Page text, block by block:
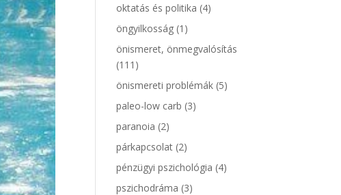
oktatás és politika (4)
öngyilkosság (1)
önismeret, önmegvalósítás
(111)
önismereti problémák (5)
paleo-low carb (3)
paranoia (2)
párkapcsolat (2)
pénzügyi pszichológia (4)
pszichodráma (3)